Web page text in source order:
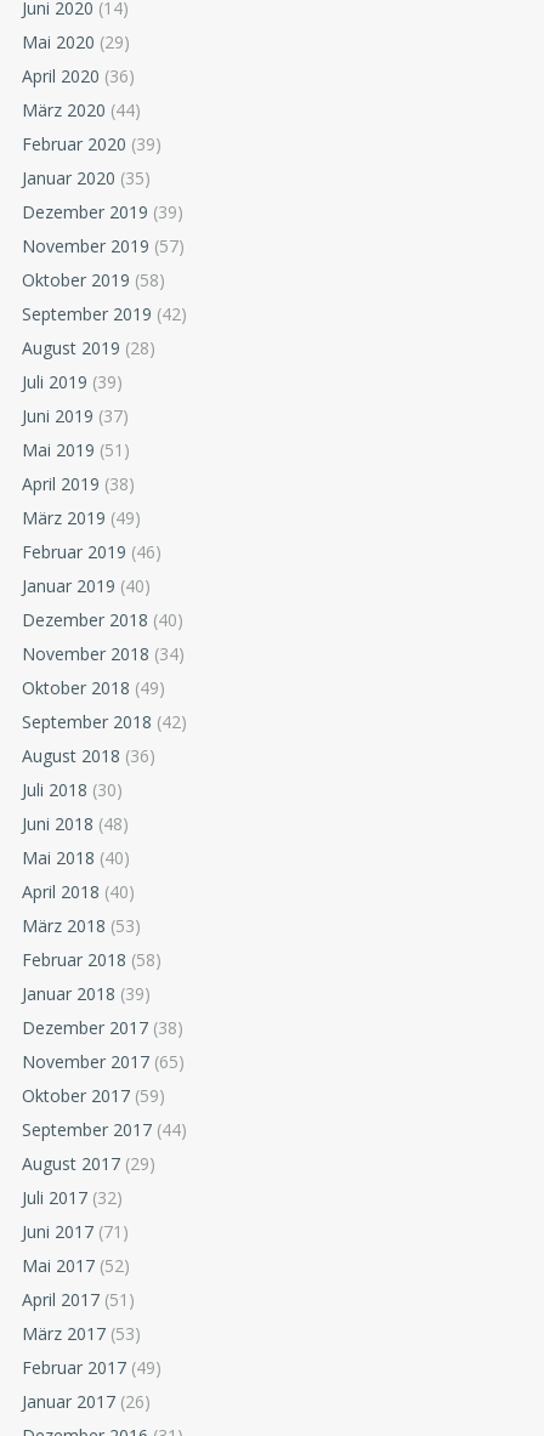
Juni 2020 (14)
Mai 2020 (29)
April 2020 (36)
März 2020 (44)
Februar 2020 (39)
Januar 2020 (35)
Dezember 2019 (39)
November 2019 (57)
Oktober 2019 (58)
September 2019 (42)
August 2019 (28)
Juli 2019 (39)
Juni 2019 (37)
Mai 2019 (51)
April 2019 (38)
März 2019 (49)
Februar 2019 (46)
Januar 2019 (40)
Dezember 2018 (40)
November 2018 (34)
Oktober 2018 (49)
September 2018 (42)
August 2018 (36)
Juli 2018 (30)
Juni 2018 (48)
Mai 2018 (40)
April 2018 (40)
März 2018 (53)
Februar 2018 (58)
Januar 2018 (39)
Dezember 2017 (38)
November 2017 (65)
Oktober 2017 (59)
September 2017 (44)
August 2017 (29)
Juli 2017 (32)
Juni 2017 (71)
Mai 2017 (52)
April 2017 (51)
März 2017 (53)
Februar 2017 (49)
Januar 2017 (26)